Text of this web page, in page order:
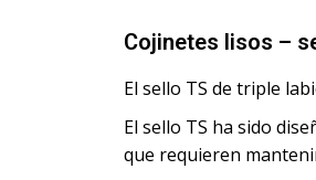
Cojinetes lisos –
El sello TS de triple
El sello TS ha sido
que requieren